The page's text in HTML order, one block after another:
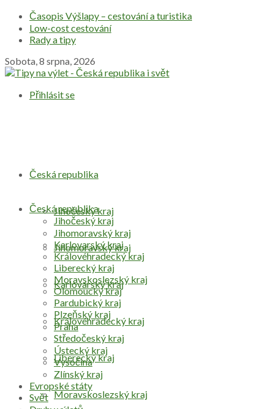
Časopis Výšlapy – cestování a turistika
Low-cost cestování
Rady a tipy
Sobota, 8 srpna, 2026
Přihlásit se
Česká republika
Jihočeský kraj
Jihomoravský kraj
Karlovarský kraj
Královéhradecký kraj
Liberecký kraj
Moravskoslezský kraj
Česká republika
Jihočeský kraj
Jihomoravský kraj
Karlovarský kraj
Královéhradecký kraj
Liberecký kraj
Moravskoslezský kraj
Olomoucký kraj
Pardubický kraj
Plzeňský kraj
Praha
Středočeský kraj
Ústecký kraj
Vysočina
Zlínský kraj
Evropské státy
Svět